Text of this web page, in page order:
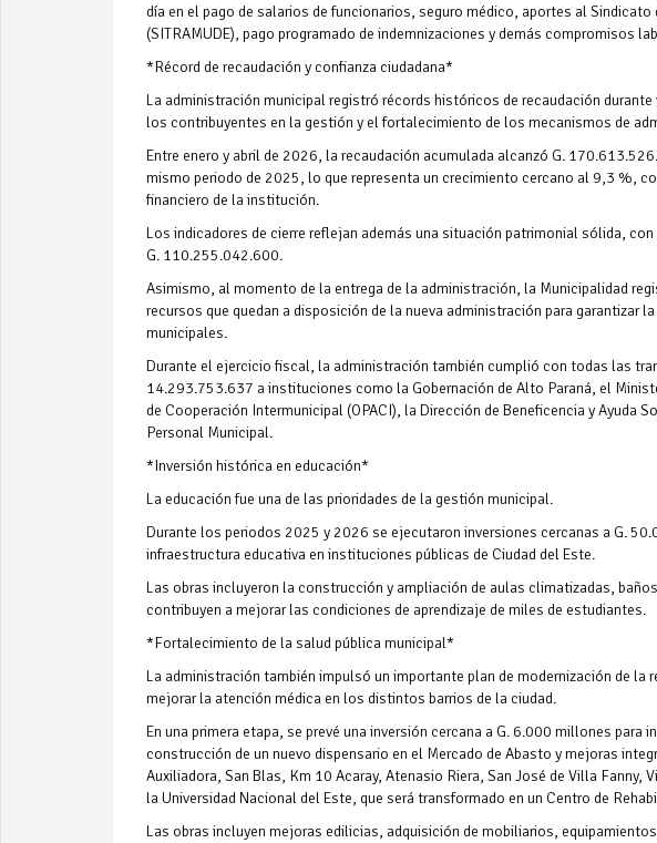
día en el pago de salarios de funcionarios, seguro médico, aportes al Sindicato
(SITRAMUDE), pago programado de indemnizaciones y demás compromisos
*Récord de recaudación y confianza ciudadana*
La administración municipal registró récords históricos de recaudación
los contribuyentes en la gestión y el fortalecimiento de los mecanismos de
Entre enero y abril de 2026, la recaudación acumulada alcanzó G.
mismo periodo de 2025, lo que representa un crecimiento cercano al 9,3 %,
financiero de la institución.
Los indicadores de cierre reflejan además una situación patrimonial sólida,
G. 110.255.042.600.
Asimismo, al momento de la entrega de la administración, la Municipalidad
recursos que quedan a disposición de la nueva administración para garantizar
municipales.
Durante el ejercicio fiscal, la administración también cumplió con todas las
14.293.753.637 a instituciones como la Gobernación de Alto Paraná, el
de Cooperación Intermunicipal (OPACI), la Dirección de Beneficencia y Ayuda
Personal Municipal.
*Inversión histórica en educación*
La educación fue una de las prioridades de la gestión municipal.
Durante los periodos 2025 y 2026 se ejecutaron inversiones cercanas a G.
infraestructura educativa en instituciones públicas de Ciudad del Este.
Las obras incluyeron la construcción y ampliación de aulas climatizadas,
contribuyen a mejorar las condiciones de aprendizaje de miles de estudiantes.
*Fortalecimiento de la salud pública municipal*
La administración también impulsó un importante plan de modernización de la
mejorar la atención médica en los distintos barrios de la ciudad.
En una primera etapa, se prevé una inversión cercana a G. 6.000 millones
construcción de un nuevo dispensario en el Mercado de Abasto y mejoras
Auxiliadora, San Blas, Km 10 Acaray, Atenasio Riera, San José de Villa Fanny,
la Universidad Nacional del Este, que será transformado en un Centro de
Las obras incluyen mejoras edilicias, adquisición de mobiliarios,